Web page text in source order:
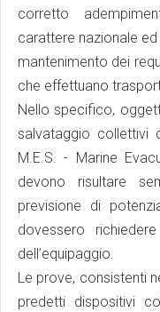
corretto
carattere nazionale
mantenimento dei
che effettuano
Nello specifico,
salvataggio collettivi
M.E.S. - Marine
devono risultare
previsione di
dovessero
dell’equipaggio.
Le prove, consistenti
predetti dispositivi